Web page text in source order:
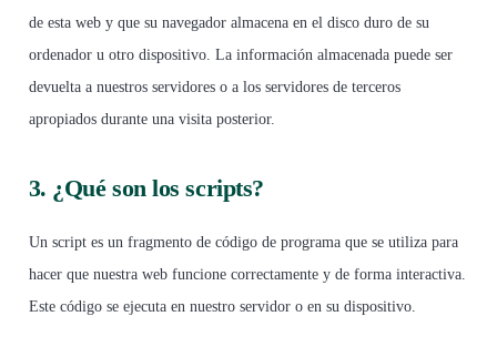
de esta web y que su navegador almacena en el disco duro de su
ordenador u otro dispositivo. La información almacenada puede ser
devuelta a nuestros servidores o a los servidores de terceros
apropiados durante una visita posterior.
3. ¿Qué son los scripts?
Un script es un fragmento de código de programa que se utiliza para
hacer que nuestra web funcione correctamente y de forma interactiva.
Este código se ejecuta en nuestro servidor o en su dispositivo.